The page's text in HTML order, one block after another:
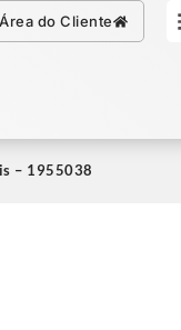
Área do Cliente
– 1955038